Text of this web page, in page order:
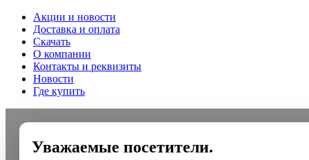
Акции и новости
Доставка и оплата
Скачать
О компании
Контакты и реквизиты
Новости
Где купить
Уважаемые посетители.